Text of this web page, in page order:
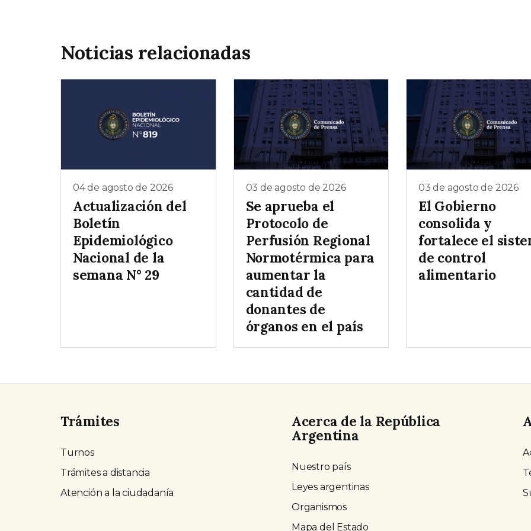
Noticias relacionadas
04 de agosto de 2026
Actualización del
Boletín
Epidemiológico
Nacional de la
semana N° 29
03 de agosto de 2026
Se aprueba el
Protocolo de
Perfusión Regional
Normotérmica para
aumentar la
cantidad de
donantes de
órganos en el país
03 de agosto de 2026
El Gobierno
consolida y
fortalece el
de control
alimentario
Trámites
Turnos
Trámites a distancia
Atención a la ciudadanía
Acerca de la República
Argentina
Nuestro país
Leyes argentinas
Organismos
Mapa del Estado